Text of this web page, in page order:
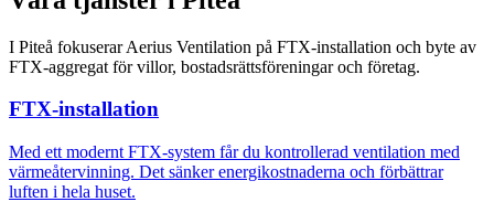
I Piteå fokuserar Aerius Ventilation på FTX-installation och byte av
FTX-aggregat för villor, bostadsrättsföreningar och företag.
FTX-installation
Med ett modernt FTX-system får du kontrollerad ventilation med
värmeåtervinning. Det sänker energikostnaderna och förbättrar
luften i hela huset.